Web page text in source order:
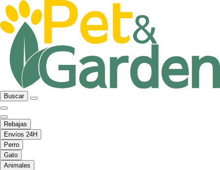
Buscar
Rebajas
Envíos 24H
Perro
Gato
Animales